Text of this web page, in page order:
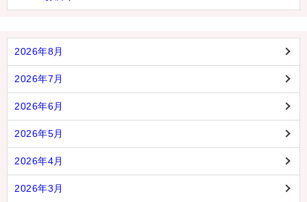
2026年8月
2026年7月
2026年6月
2026年5月
2026年4月
2026年3月